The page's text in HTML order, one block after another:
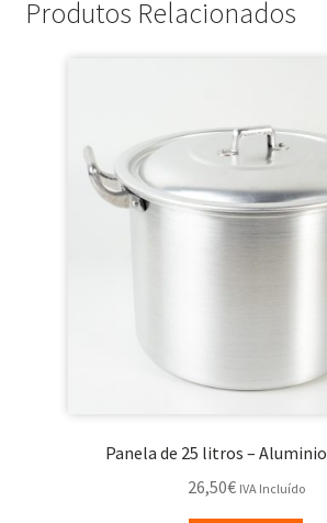
Produtos Relacionados
Panela de 25 litros –
26,50€ IVA Incluído